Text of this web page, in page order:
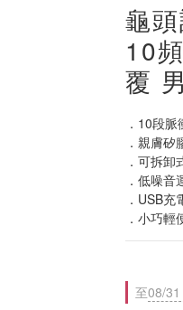
龜
10
覆
．10段
．親膚
．可拆
．低噪
．USB
．小巧
至08/